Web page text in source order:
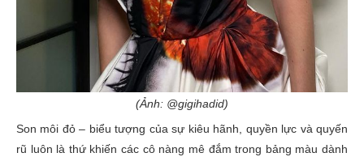
(Ảnh: @gigihadid)
Son môi đỏ – biểu tượng của sự kiêu hãnh, quyền lực và quyến
rũ luôn là thứ khiến các cô nàng mê đắm trong bảng màu dành